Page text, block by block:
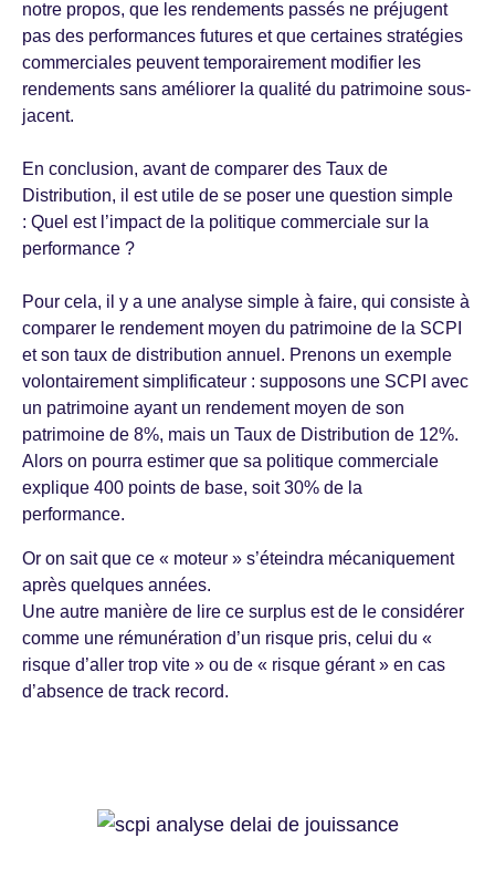
notre propos, que les rendements passés ne préjugent
pas des performances futures et que certaines stratégies
commerciales peuvent temporairement modifier les
rendements sans améliorer la qualité du patrimoine sous-
jacent.
En conclusion, avant de comparer des Taux de
Distribution, il est utile de se poser une question simple
: Quel est l’impact de la politique commerciale sur la
performance ?
Pour cela, il y a une analyse simple à faire, qui consiste à
comparer le rendement moyen du patrimoine de la SCPI
et son taux de distribution annuel. Prenons un exemple
volontairement simplificateur : supposons une SCPI avec
un patrimoine ayant un rendement moyen de son
patrimoine de 8%, mais un Taux de Distribution de 12%.
Alors on pourra estimer que sa politique commerciale
explique 400 points de base, soit 30% de la
performance.
Or on sait que ce « moteur » s’éteindra mécaniquement
après quelques années.
Une autre manière de lire ce surplus est de le considérer
comme une rémunération d’un risque pris, celui du «
risque d’aller trop vite » ou de « risque gérant » en cas
d’absence de track record.